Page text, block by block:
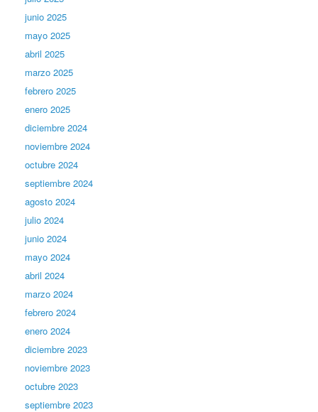
junio 2025
mayo 2025
abril 2025
marzo 2025
febrero 2025
enero 2025
diciembre 2024
noviembre 2024
octubre 2024
septiembre 2024
agosto 2024
julio 2024
junio 2024
mayo 2024
abril 2024
marzo 2024
febrero 2024
enero 2024
diciembre 2023
noviembre 2023
octubre 2023
septiembre 2023